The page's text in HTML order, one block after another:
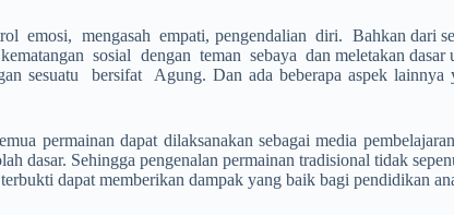
emosi, mengasah empati, pengendalian diri. Bahkan dari
sosial dengan teman sebaya dan meletakan
sesuatu bersifat Agung. Dan ada beberapa aspek lainnya
permainan dapat dilaksanakan sebagai media
dasar. Sehingga pengenalan permainan tradisional tidak
dapat memberikan dampak yang baik bagi pendidikan